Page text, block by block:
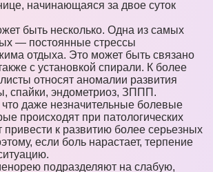
начинающаяся за двое суток
быть несколько. Одна из самых
— постоянные стрессы
отдыха. Это может быть связано
с установкой спирали. К более
относят аномалии развития
спайки, эндометриоз, ЗППП.
даже незначительные болевые
происходят при патологических
привести к развитию более серьезных
если боль нарастает, терпение
подразделяют на слабую,